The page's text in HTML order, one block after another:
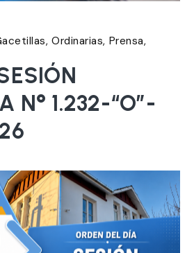
Ordinarias Prensa
N° 1.232-“O”-